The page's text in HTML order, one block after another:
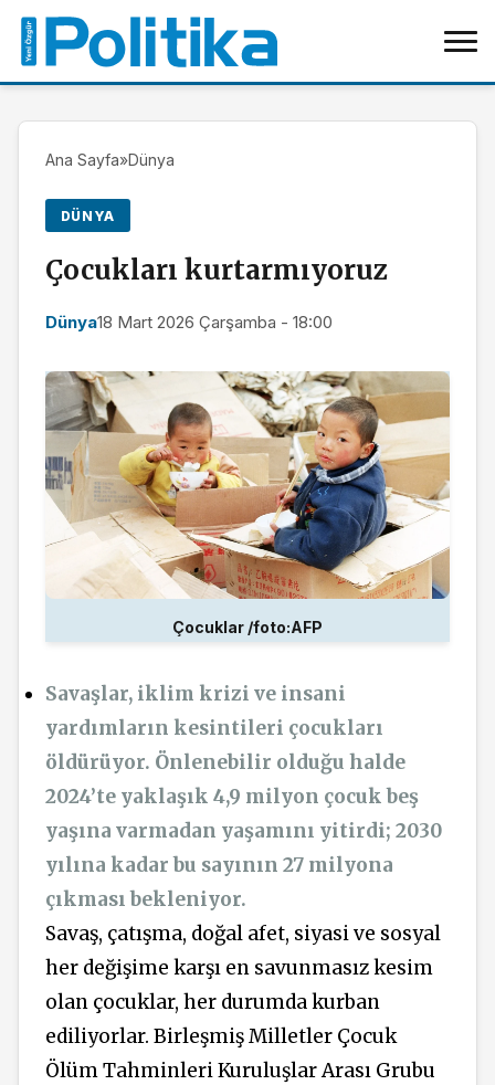
Ana Sayfa»Dünya
DÜNYA
Çocukları kurtarmıyoruz
Dünya18 Mart 2026 Çarşamba - 18:00
Çocuklar /foto:AFP
Savaşlar, iklim krizi ve insani
yardımların kesintileri çocukları
öldürüyor. Önlenebilir olduğu halde
2024’te yaklaşık 4,9 milyon çocuk beş
yaşına varmadan yaşamını yitirdi; 2030
yılına kadar bu sayının 27 milyona
çıkması bekleniyor.
Savaş, çatışma, doğal afet, siyasi ve sosyal
her değişime karşı en savunmasız kesim
olan çocuklar, her durumda kurban
ediliyorlar. Birleşmiş Milletler Çocuk
Ölüm Tahminleri Kuruluşlar Arası Grubu